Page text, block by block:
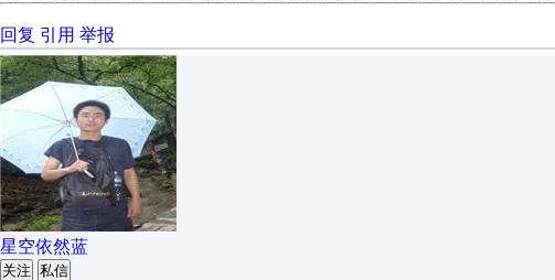
回复 引用 举报
星空依然蓝
关注 私信